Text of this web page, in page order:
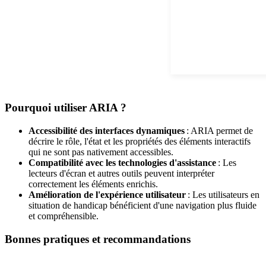
Pourquoi utiliser ARIA ?
Accessibilité des interfaces dynamiques : ARIA permet de
décrire le rôle, l'état et les propriétés des éléments interactifs
qui ne sont pas nativement accessibles.
Compatibilité avec les technologies d'assistance : Les
lecteurs d'écran et autres outils peuvent interpréter
correctement les éléments enrichis.
Amélioration de l'expérience utilisateur : Les utilisateurs en
situation de handicap bénéficient d'une navigation plus fluide
et compréhensible.
Bonnes pratiques et recommandations